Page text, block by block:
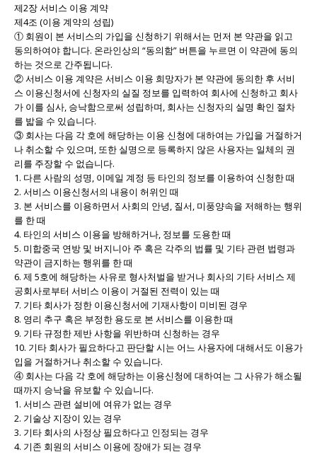
제2장 서비스 이용 계약
제4조 (이용 계약의 성립)
① 회원이 본 서비스의 가입을 신청하기 위해서는 먼저 본 약관을 읽고
동의하여야 합니다. 온라인상의 “동의함” 버튼을 누르면 이 약관에 동의
하는 것으로 간주됩니다.
② 서비스 이용 계약은 서비스 이용 희망자가 본 약관에 동의한 후 서비
스 이용신청서에 신청자의 실질 정보를 입력하여 회사에 신청하고 회사
가 이를 심사, 승낙함으로써 성립하며, 회사는 신청자의 실명 확인 절차
를 밟을 수 있습니다.
③ 회사는 다음 각 호에 해당하는 이용 신청에 대하여는 가입을 거절하거
나 취소할 수 있으며, 또한 실명으로 등록하지 않은 사용자는 일체의 권
리를 주장할 수 없습니다.
1. 다른 사람의 성명, 이메일 계정 등 타인의 정보를 이용하여 신청한 때
2. 서비스 이용신청서의 내용이 허위인 때
3. 본 서비스를 이용하면서 사회의 안녕, 질서, 미풍양속을 저해하는 행위
를 한 때
4. 타인의 서비스 이용을 방해하거나, 정보를 도용한 때
5. 미합중국 연방 및 버지니아 주 혹은 각주의 법률 및 기타 관련 법령과
약관이 금지하는 행위를 한 때
6. 제 5호에 해당하는 사유로 형사처벌을 받거나 회사의 기타 서비스 제
공회사로부터 서비스 이용이 거절된 전력이 있는 때
7. 기타 회사가 정한 이용신청서에 기재사항이 미비된 경우
8. 영리 추구 혹은 부정한 용도로 본 서비스를 이용한 때
9. 기타 규정한 제반 사항을 위반하며 신청하는 경우
10. 기타 회사가 필요하다고 판단할 시는 어느 사용자에 대해서도 이용가
입을 거절하거나 취소할 수 있습니다.
④ 회사는 다음 각 호에 해당하는 이용신청에 대하여는 그 사유가 해소될
때까지 승낙을 유보할 수 있습니다.
1. 서비스 관련 설비에 여유가 없는 경우
2. 기술상 지장이 있는 경우
3. 기타 회사의 사정상 필요하다고 인정되는 경우
4. 기존 회원의 서비스 이용에 장애가 되는 경우